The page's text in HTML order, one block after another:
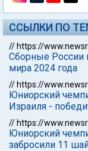
ССЫЛКИ ПО
// https://
Сборные России
мира 2024 года
// https://
Юниорский
Израиля -
// https://
Юниорский
забросили 11